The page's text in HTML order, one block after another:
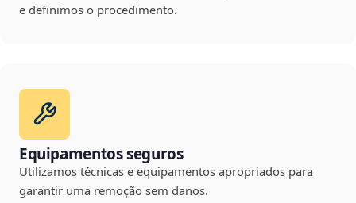
e definimos o procedimento.
Equipamentos seguros
Utilizamos técnicas e equipamentos apropriados para
garantir uma remoção sem danos.